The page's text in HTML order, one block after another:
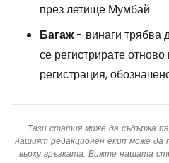
през летище Мумбай
Багаж- винаги трябва
се регистрирате
регистрация,
Тази статия може да съдържа
нашият редакционен екип може да
върху връзката. Вижте нашата